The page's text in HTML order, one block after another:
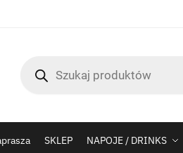
produktów
SKLEP NAPOJE / DRINKS